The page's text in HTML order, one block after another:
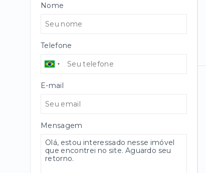
Nome
Telefone
E-mail
Mensagem